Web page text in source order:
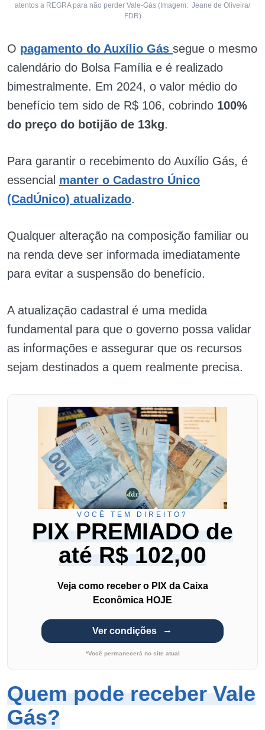
atentos a REGRA para não perder Vale-Gás (Imagem: Jeane de Oliveira/
FDR)
O pagamento do Auxílio Gás segue o mesmo
calendário do Bolsa Família e é realizado
bimestralmente. Em 2024, o valor médio do
benefício tem sido de R$ 106, cobrindo 100%
do preço do botijão de 13kg.
Para garantir o recebimento do Auxílio Gás, é
essencial manter o Cadastro Único
(CadÚnico) atualizado.
Qualquer alteração na composição familiar ou
na renda deve ser informada imediatamente
para evitar a suspensão do benefício.
A atualização cadastral é uma medida
fundamental para que o governo possa validar
as informações e assegurar que os recursos
sejam destinados a quem realmente precisa.
VOCÊ TEM DIREITO?
PIX PREMIADO de
até R$ 102,00
Veja como receber o PIX da Caixa
Econômica HOJE
Ver condições
*Você permanecerá no site atual
Quem pode receber Vale
Gás?